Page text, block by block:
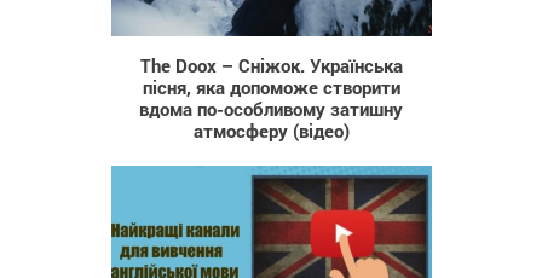
917
The Doox – Сніжок. Українська
пісня, яка допоможе створити
вдома по-оcобливому затишну
атмосферу (відео)